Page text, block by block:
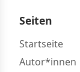
Seiten
Startseite
Autor*innen